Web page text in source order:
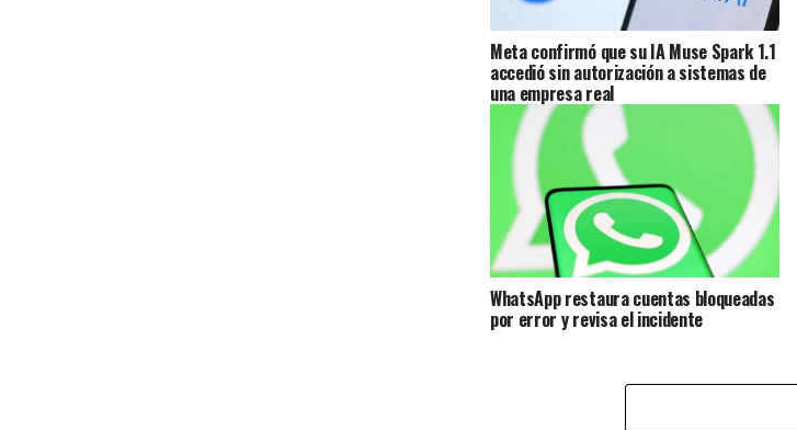
Meta confirmó que su IA Muse Spark 1.1
accedió sin autorización a sistemas de
una empresa real
WhatsApp restaura cuentas bloqueadas
por error y revisa el incidente